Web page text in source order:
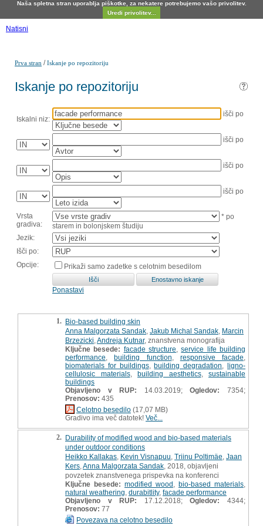
Naša spletna stran uporablja piškotke, za nekatere potrebujemo vašo privolitev.
Uredi privolitev...
Natisni
Prva stran /Iskanje po repozitoriju
Iskanje po repozitoriju
Iskalni niz:
išči po
išči po
išči po
išči po
Vrsta
gradiva:
* po
starem in bolonjskem študiju
Jezik:
Išči po:
Opcije:
Prikaži samo zadetke s celotnim besedilom
Ponastavi
1. Bio-based building skin
Anna Malgorzata Sandak Jakub Michal Sandak Marcin
Brzezicki Andreja Kutnar, znanstvena monografija
Ključne besede: facade structure ,service life building
performance ,building function responsive facade
biomaterials for buildings,building degradation ,ligno-
cellulosic materials, building aesthetics, sustainable
buildings
Objavljeno v RUP: 14.03.2019;Ogledov:
7354;
Prenosov: 435
Celotno besedilo (17,07 MB)
Gradivo ima več datotek! Več...
2. Durability of modified wood and bio-based materials
under outdoor conditions
Heikko Kallakas Kevin Visnapuu Triinu Poltimäe Jaan
Kers Anna Malgorzata Sandak , 2018, objavljeni
povzetek znanstvenega prispevka na konferenci
Ključne besede: modified wood bio-based materials
natural weathering durabitlity, facade performance
Objavljeno v RUP: 17.12.2018;Ogledov:
4344;
Prenosov: 77
Povezava na celotno besedilo